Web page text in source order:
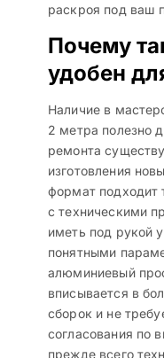
раскроя под ваш
Почему
удобен
Наличие в
2 метра полезно
ремонта
изготовления
формат подходит
с техническими
иметь под рукой
понятными
алюминиевый
вписывается в
сборок и не
согласования по
прежде всего